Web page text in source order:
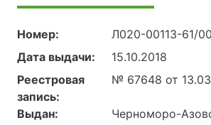
Номер:
Л020-00113-61/
Дата выдачи:
15.10.2018
Реестровая
запись:
№ 67648 от
Выдан:
Черноморо-